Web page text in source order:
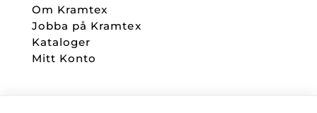
Om Kramtex
Jobba på Kramtex
Kataloger
Mitt Konto